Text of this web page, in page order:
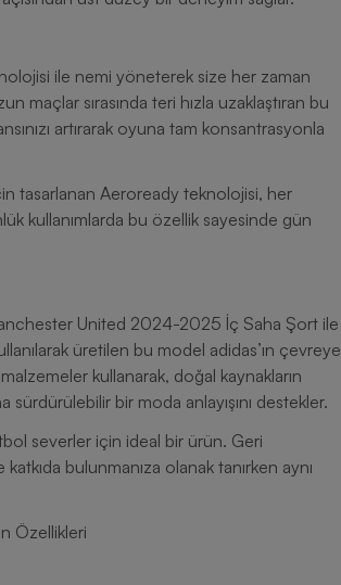
ile nemi yöneterek size her zaman
maçlar sırasında teri hızla uzaklaştıran bu
artırarak oyuna tam konsantrasyonla
tasarlanan Aeroready teknolojisi, her
kullanımlarda bu özellik sayesinde gün
United 2024-2025 İç Saha Şort ile
üretilen bu model adidas’ın çevreye
kullanarak, doğal kaynakların
bir moda anlayışını destekler.
severler için ideal bir ürün. Geri
bulunmanıza olanak tanırken aynı
Özellikleri